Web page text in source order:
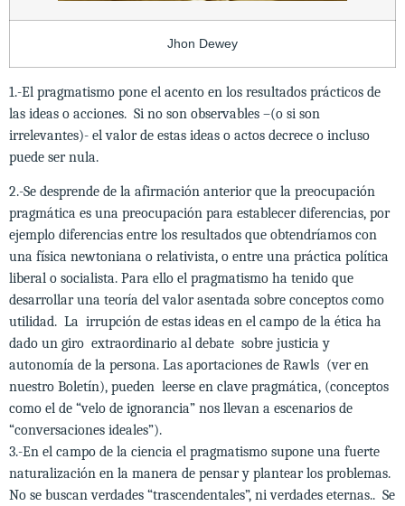
Jhon Dewey
1.-El pragmatismo pone el acento en los resultados prácticos de
las ideas o acciones. Si no son observables –(o si son
irrelevantes)- el valor de estas ideas o actos decrece o incluso
puede ser nula.
2.-Se desprende de la afirmación anterior que la preocupación
pragmática es una preocupación para establecer diferencias, por
ejemplo diferencias entre los resultados que obtendríamos con
una física newtoniana o relativista, o entre una práctica política
liberal o socialista. Para ello el pragmatismo ha tenido que
desarrollar una teoría del valor asentada sobre conceptos como
utilidad. La irrupción de estas ideas en el campo de la ética ha
dado un giro extraordinario al debate sobre justicia y
autonomía de la persona. Las aportaciones de Rawls (ver en
nuestro Boletín), pueden leerse en clave pragmática, (conceptos
como el de “velo de ignorancia” nos llevan a escenarios de
“conversaciones ideales”).
3.-En el campo de la ciencia el pragmatismo supone una fuerte
naturalización en la manera de pensar y plantear los problemas.
No se buscan verdades “trascendentales”, ni verdades eternas.. Se